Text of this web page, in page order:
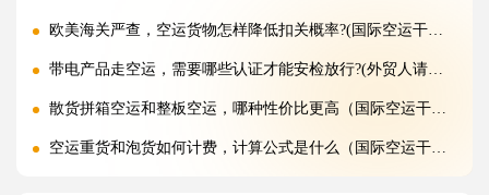
欧美海关严查，空运货物怎样降低扣关概率?(国际空运干货知识分享)
带电产品走空运，需要哪些认证才能安检放行?(外贸人请注意)
散货拼箱空运和整板空运，哪种性价比更高（国际空运干货知识分享）
空运重货和泡货如何计费，计算公式是什么（国际空运干货知识分享）